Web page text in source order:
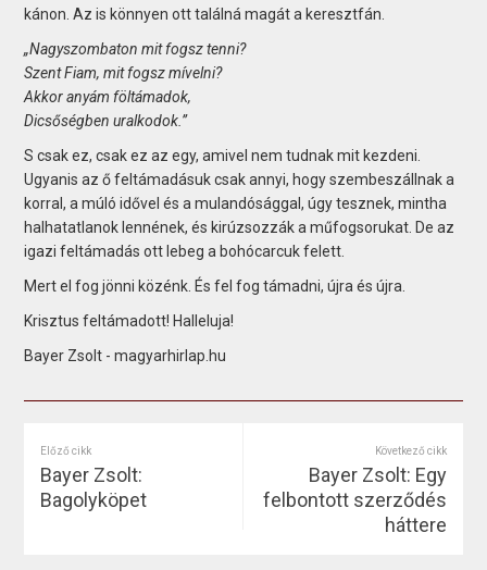
kánon. Az is könnyen ott találná magát a keresztfán.
„Nagyszombaton mit fogsz tenni?
Szent Fiam, mit fogsz mívelni?
Akkor anyám föltámadok,
Dicsőségben uralkodok.”
S csak ez, csak ez az egy, amivel nem tudnak mit kezdeni.
Ugyanis az ő feltámadásuk csak annyi, hogy szembeszállnak a
korral, a múló idővel és a mulandósággal, úgy tesznek, mintha
halhatatlanok lennének, és kirúzsozzák a műfogsorukat. De az
igazi feltámadás ott lebeg a bohócarcuk felett.
Mert el fog jönni közénk. És fel fog támadni, újra és újra.
Krisztus feltámadott! Halleluja!
Bayer Zsolt - magyarhirlap.hu
Előző cikk
Bayer Zsolt:
Bagolyköpet
Következő cikk
Bayer Zsolt: Egy
felbontott szerződés
háttere